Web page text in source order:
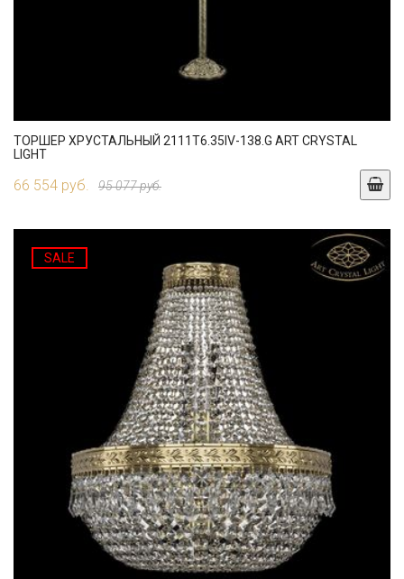
ТОРШЕР ХРУСТАЛЬНЫЙ 2111T6.35IV-138.G ART CRYSTAL
LIGHT
66 554 руб. 95 077 руб.
SALE